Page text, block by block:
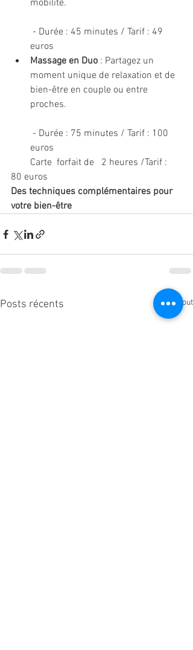
mobilité.
euros
Massage en Duo : Partagez un
moment unique de relaxation et de
bien-être en couple ou entre
proches.
euros
Carte  forfait de   2 heures /Tarif :
80 euros
Des techniques complémentaires pour
votre bien-être
Posts récents Voir tout